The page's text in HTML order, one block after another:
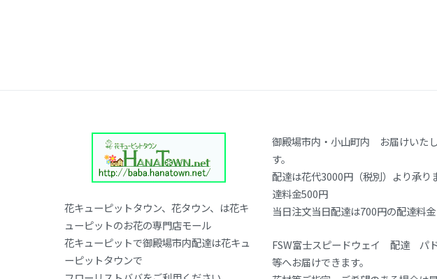
花キューピットタウン、花タウン、は花キ
ューピットのお花の専門店モール
花キューピットで御殿場市内配達は花キュ
ーピットタウンで
御殿場市内・小山町内 お届けいた
す。
配達は花代3000円（税別）より承り
達料金500円
当日注文当日配達は700円の配達料金
FSW富士スピードウェイ 配達 パ
等へお届けできます。